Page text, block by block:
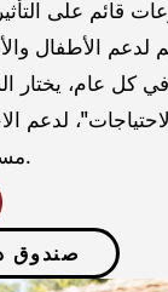
قائم على
لدعم الأطفال
كل عام، يختار
لدعم
مستشفى باكارد للأطفال.
صندوق